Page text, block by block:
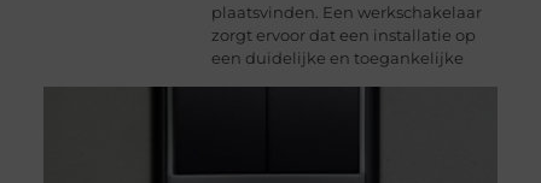
plaatsvinden. Een werkschakelaar
zorgt ervoor dat een installatie op
een duidelijke en toegankelijke